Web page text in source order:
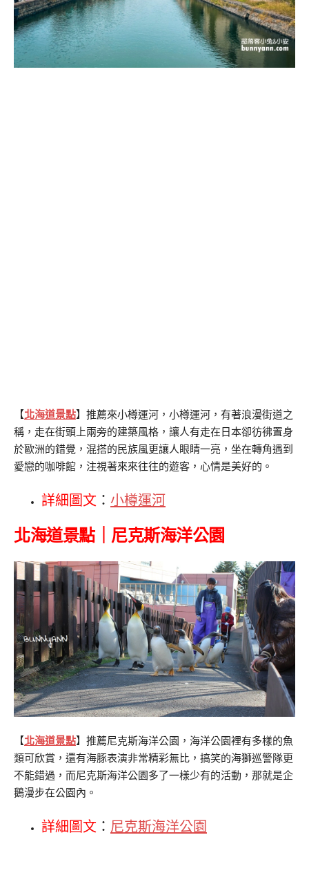
【北海道景點】推薦來小樽運河，小樽運河，有著浪漫街道之
稱，走在街頭上兩旁的建築風格，讓人有走在日本卻彷彿置身
於歐洲的錯覺，混搭的民族風更讓人眼睛一亮，坐在轉角遇到
愛戀的咖啡館，注視著來來往往的遊客，心情是美好的。
詳細圖文 ： 小樽運河
北海道景點｜尼克斯海洋公園
【北海道景點】推薦尼克斯海洋公園，海洋公園裡有多樣的魚
類可欣賞，還有海豚表演非常精彩無比，搞笑的海獅巡警隊更
不能錯過，而尼克斯海洋公園多了一樣少有的活動，那就是企
鵝漫步在公園內。
詳細圖文 ： 尼克斯海洋公園